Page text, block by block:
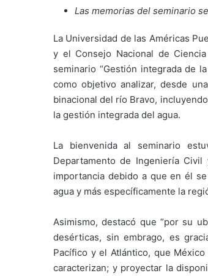
Las memorias del seminario
La Universidad de las Américas
y el Consejo Nacional de
seminario “Gestión integrada de
como objetivo analizar, desde
binacional del río Bravo,
la gestión integrada del agua.
La bienvenida al seminario
Departamento de Ingeniería
importancia debido a que en él
agua y más específicamente la
Asimismo, destacó que “por su
desérticas, sin embrago, es
Pacífico y el Atlántico, que
caracterizan; y proyectar la